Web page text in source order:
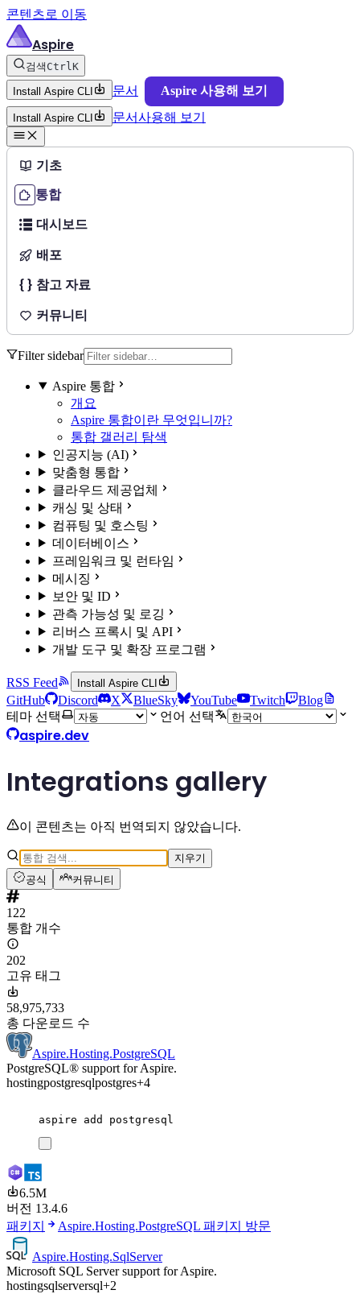
콘텐츠로 이동
Aspire
검색 CtrlK
Install Aspire CLI 문서 Aspire 사용해 보기
Install Aspire CLI 문서사용해 보기
기초
통합
대시보드
배포
참고 자료
커뮤니티
Filter sidebar
Aspire 통합
개요
Aspire 통합이란 무엇입니까?
통합 갤러리 탐색
인공지능 (AI)
맞춤형 통합
클라우드 제공업체
캐싱 및 상태
컴퓨팅 및 호스팅
데이터베이스
프레임워크 및 런타임
메시징
보안 및 ID
관측 가능성 및 로깅
리버스 프록시 및 API
개발 도구 및 확장 프로그램
RSS Feed Install Aspire CLI
GitHub Discord X BlueSky YouTube Twitch
Blog
테마 선택
언어 선택
aspire.dev
Integrations gallery
이 콘텐츠는 아직 번역되지 않았습니다.
지우기
공식
커뮤니티
122
통합 개수
202
고유 태그
58,975,733
총 다운로드 수
Aspire.Hosting.PostgreSQL
PostgreSQL® support for Aspire.
hostingpostgresqlpostgres+4
aspire add postgresql
6.5M
버전 13.4.6
패키지
Aspire.Hosting.PostgreSQL 패키지 방문
Aspire.Hosting.SqlServer
Microsoft SQL Server support for Aspire.
hostingsqlserversql+2